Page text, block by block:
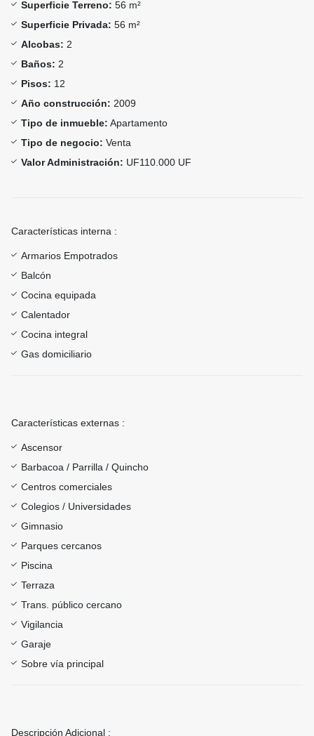
Superficie Terreno: 56 m²
Superficie Privada: 56 m²
Alcobas: 2
Baños: 2
Pisos: 12
Año construcción: 2009
Tipo de inmueble: Apartamento
Tipo de negocio: Venta
Valor Administración: UF110.000 UF
Características interna :
Armarios Empotrados
Balcón
Cocina equipada
Calentador
Cocina integral
Gas domiciliario
Características externas :
Ascensor
Barbacoa / Parrilla / Quincho
Centros comerciales
Colegios / Universidades
Gimnasio
Parques cercanos
Piscina
Terraza
Trans. público cercano
Vigilancia
Garaje
Sobre vía principal
Descripción Adicional :